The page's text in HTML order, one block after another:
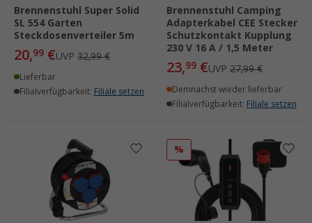
Brennenstuhl Super Solid
SL 554 Garten
Steckdosenverteiler 5m
20,99 €UVP 32,99 €
Lieferbar
Filialverfügbarkeit: Filiale setzen
Brennenstuhl Camping
Adapterkabel CEE Stecker
Schutzkontakt Kupplung
230 V 16 A / 1,5 Meter
23,99 €UVP 27,99 €
Demnächst wieder lieferbar
Filialverfügbarkeit: Filiale setzen
%